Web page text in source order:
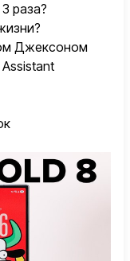
раза?
Джексоном